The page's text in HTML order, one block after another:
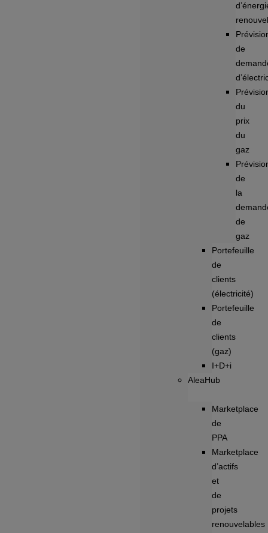
de
du
prix
du
gaz
de
la
de
gaz
Portefeuille
de
clients
(électricité)
Portefeuille
de
clients
(gaz)
I+D+i
AleaHub
Marketplace
de
PPA
Marketplace
d’actifs
et
de
projets
renouvelables